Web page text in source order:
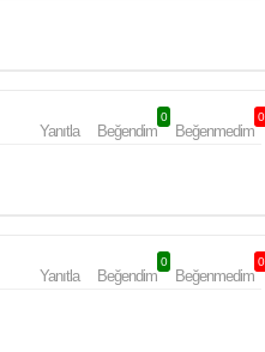
Yanıtla Beğendim
0
Beğenmedim
0
Yanıtla Beğendim
0
Beğenmedim
0